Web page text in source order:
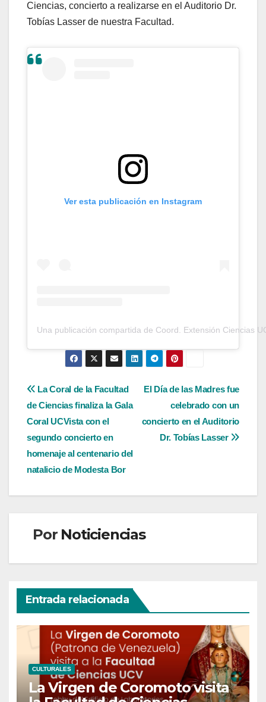
Ciencias, concierto a realizarse en el Auditorio Dr.
Tobías Lasser de nuestra Facultad.
Ver esta publicación en Instagram
Una publicación compartida de Coord. Extensión Ciencias
Navegación
de
entradas
El Día de las Madres fue
celebrado con un
concierto en el Auditorio
Dr. Tobías Lasser
La Coral de la Facultad
de Ciencias finaliza la Gala
Coral UCVista con el
segundo concierto en
homenaje al centenario del
natalicio de Modesta Bor
Por Noticiencias
Entrada relacionada
CULTURALES
La Virgen de Coromoto visita